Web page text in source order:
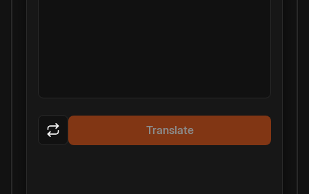
Translate